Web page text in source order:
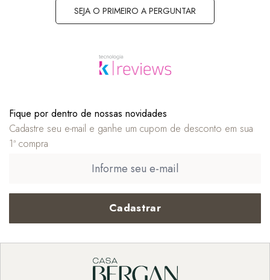
SEJA O PRIMEIRO A PERGUNTAR
Fique por dentro de nossas novidades
Cadastre seu e-mail e ganhe um cupom de desconto em sua
1ª compra
Cadastrar